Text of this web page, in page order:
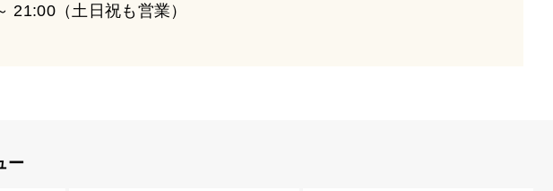
21:00（土日祝も営業）
ー